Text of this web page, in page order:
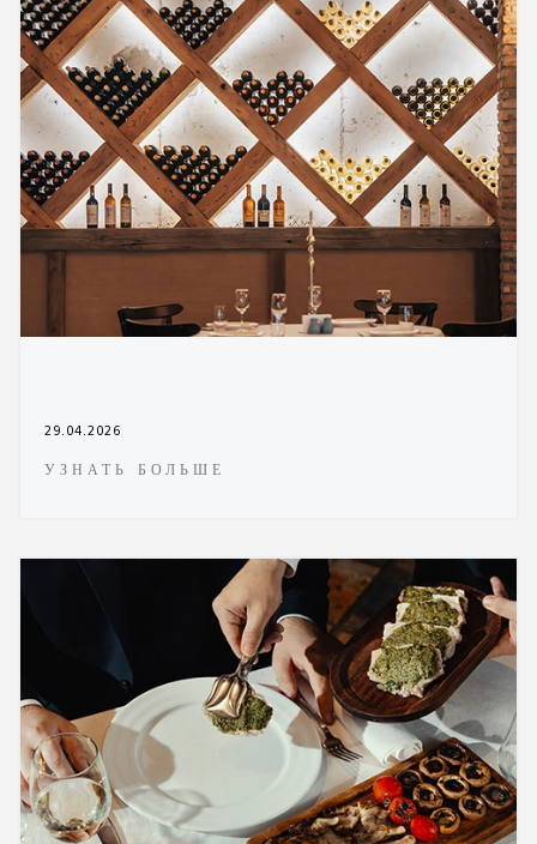
29.04.2026
УЗНАТЬ БОЛЬШЕ